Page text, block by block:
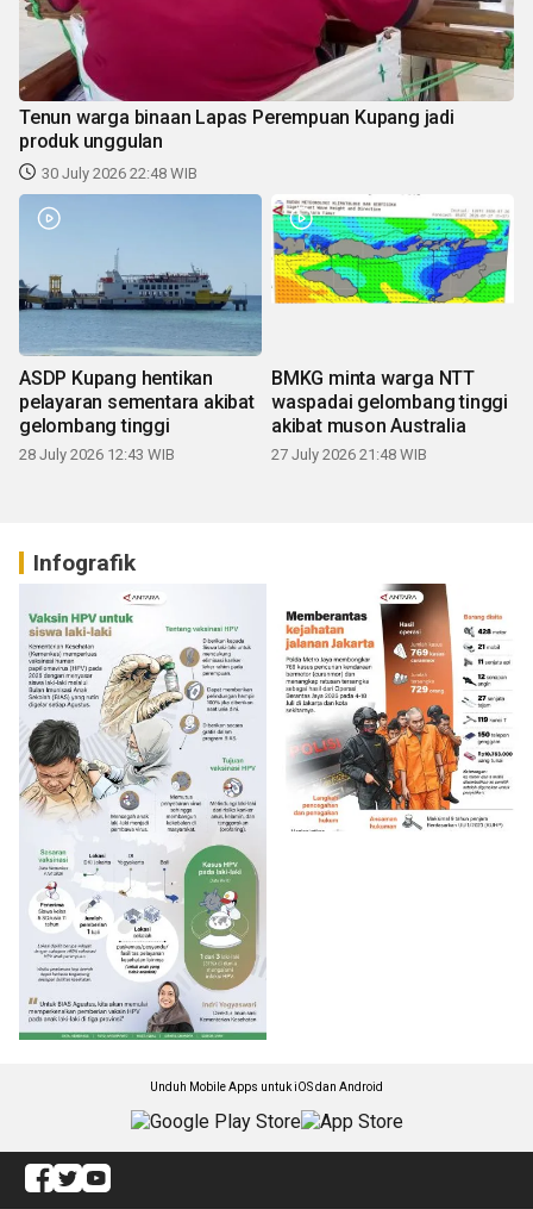
Tenun warga binaan Lapas Perempuan Kupang jadi
produk unggulan
30 July 2026 22:48 WIB
ASDP Kupang hentikan
pelayaran sementara akibat
gelombang tinggi
28 July 2026 12:43 WIB
BMKG minta warga NTT
waspadai gelombang tinggi
akibat muson Australia
27 July 2026 21:48 WIB
Infografik
Unduh Mobile Apps untuk iOS dan Android